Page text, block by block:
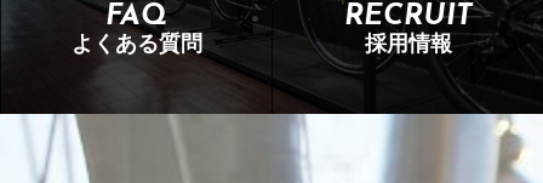
FAQ
よくある質問
RECRUIT
採用情報